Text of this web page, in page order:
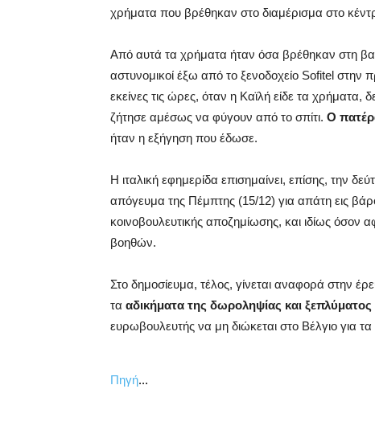
χρήματα που βρέθηκαν στο διαμέρισμα στο
Από αυτά τα χρήματα ήταν όσα βρέθηκαν στη
αστυνομικοί έξω από το ξενοδοχείο Sofitel στην
εκείνες τις ώρες, όταν η Καϊλή είδε τα χρήματα,
ζήτησε αμέσως να φύγουν από το σπίτι. Ο
ήταν η εξήγηση που έδωσε.
Η ιταλική εφημερίδα επισημαίνει, επίσης, την
απόγευμα της Πέμπτης (15/12) για απάτη εις
κοινοβουλευτικής αποζημίωσης, και ιδίως όσον
βοηθών.
Στο δημοσίευμα, τέλος, γίνεται αναφορά στην
τα αδικήματα της δωροληψίας και
ευρωβουλευτής να μη διώκεται στο Βέλγιο για τα
Πηγή...